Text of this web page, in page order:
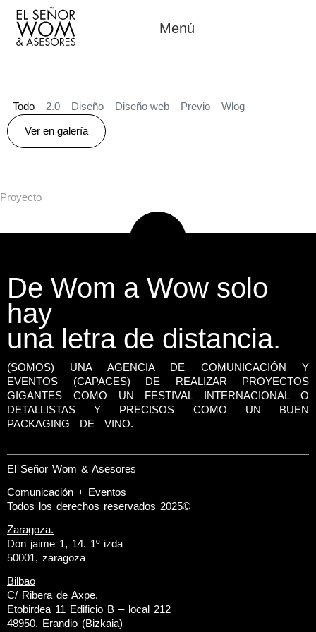
Menú
2.0 Diseño Diseño web Previo Wlog
Todo
Ver en galería
Proyecto
De Wom a Wow solo
hay
una letra de distancia.
(SOMOS) UNA AGENCIA DE COMUNICACIÓN Y
EVENTOS (CAPACES) DE REALIZAR PROYECTOS
GIGANTES COMO UN FESTIVAL INTERNACIONAL O
DETALLISTAS Y PRECISOS COMO UN BUEN
PACKAGING DE VINO.
El Señor Wom & Asesores
Comunicación + Eventos
Todos los derechos reservados 2025©
Zaragoza.
Don jaime 1, 14. 1º izda
50001, zaragoza
Bilbao
C/ Ribera de Axpe,
Etobirdea 11 Edificio B – local 212
48950, Erandio (Bizkaia)